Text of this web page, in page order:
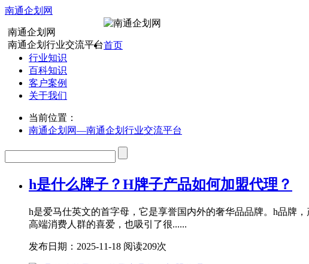
南通企划网
南通企划网
南通企划行业交流平台首页
行业知识
百科知识
客户案例
关于我们
当前位置：
南通企划网—南通企划行业交流平台
h是什么牌子？H牌子产品如何加盟代理？
h是爱马仕英文的首字母，它是享誉国内外的奢华品品牌。h品牌
高端消费人群的喜爱，也吸引了很......
发布日期：2025-11-18 阅读209次